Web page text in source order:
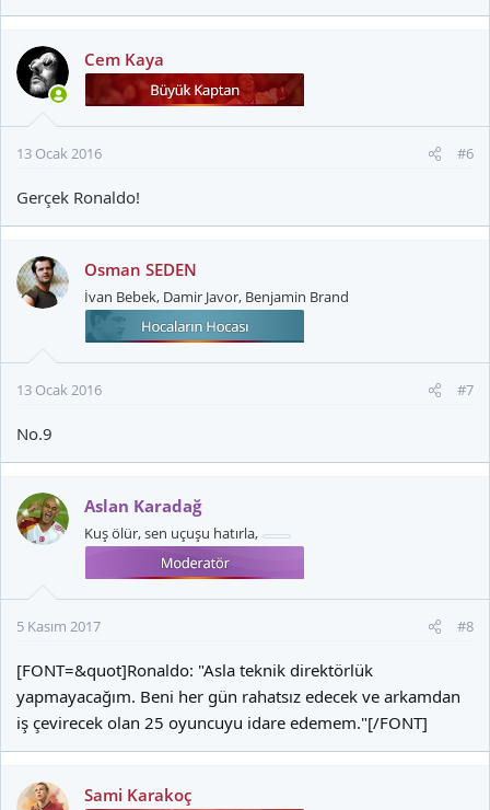
Cem Kaya
13 Ocak 2016 #6
Gerçek Ronaldo!
Osman SEDEN
İvan Bebek, Damir Javor, Benjamin Brand
13 Ocak 2016 #7
No.9
Aslan Karadağ
Kuş ölür, sen uçuşu hatırla,
5 Kasım 2017 #8
[FONT=&quot]Ronaldo: "Asla teknik direktörlük
yapmayacağım. Beni her gün rahatsız edecek ve arkamdan
iş çevirecek olan 25 oyuncuyu idare edemem."[/FONT]
Sami Karakoç